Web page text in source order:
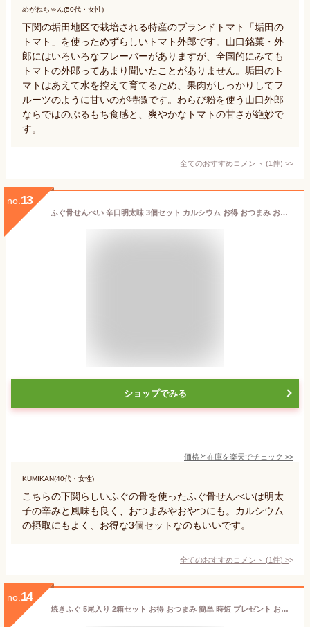
めがねちゃん(50代・女性)
下関の垢田地区で栽培される特産のブランドトマト「垢田の
トマト」を使っためずらしいトマト外郎です。山口銘菓・外
郎にはいろいろなフレーバーがありますが、全国的にみても
トマトの外郎ってあまり聞いたことがありません。垢田のト
マトはあえて水を控えて育てるため、果肉がしっかりしてフ
ルーツのように甘いのが特徴です。わらび粉を使う山口外郎
ならではのぷるもち食感と、爽やかなトマトの甘さが絶妙で
す。
全てのおすすめコメント (1件) >
no. 13
ふぐ骨せんべい 辛口明太味 3個セット カルシウム お得 おつまみ おやつ 骨せんべい ふぐ 下関 菓子 お土産 送料無料
ショップでみる
価格と在庫を楽天でチェック >>
KUMIKAN(40代・女性)
こちらの下関らしいふぐの骨を使ったふぐ骨せんべいは明太
子の辛みと風味も良く、おつまみやおやつにも。カルシウム
の摂取にもよく、お得な3個セットなのもいいです。
全てのおすすめコメント (1件) >
no. 14
焼きふぐ 5尾入り 2箱セット お得 おつまみ 簡単 時短 プレゼント お手軽 お土産 山口県 下関 フグ 河豚 骨まで食べられる カルシウム 送料無料